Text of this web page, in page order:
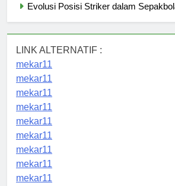
Evolusi Posisi Striker dalam
LINK ALTERNATIF :
mekar11
mekar11
mekar11
mekar11
mekar11
mekar11
mekar11
mekar11
mekar11